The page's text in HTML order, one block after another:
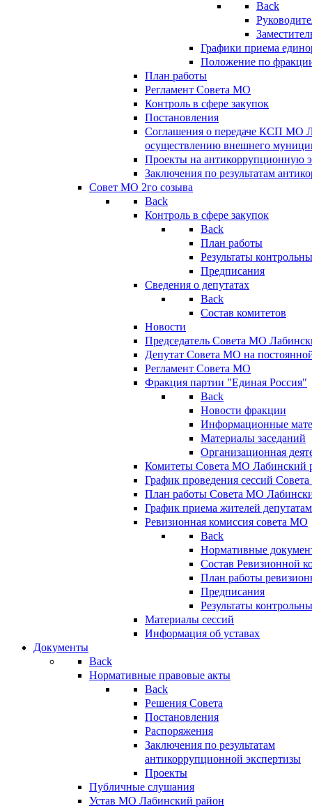
Back
Графики приема
Положение по
План работы
Регламент Совета МО
Контроль в сфере закупок
Постановления
Соглашения о передаче КСП МО
осуществлению внешнего
Проекты на антикоррупционную
Заключения по результатам
Совет МО 2го созыва
Back
Контроль в сфере закупок
Back
План работы
Результаты
Предписания
Сведения о депутатах
Back
Состав комитетов
Новости
Председатель Совета МО
Депутат Совета МО на
Регламент Совета МО
Фракция партии "Единая Россия"
Back
Новости фракции
Информационные
Материалы заседаний
Организационная
Комитеты Совета МО Лабинский
График проведения сессий
План работы Совета МО
График приема жителей
Ревизионная комиссия совета МО
Back
Нормативные
Состав Ревизионной
План работы
Предписания
Результаты
Материалы сессий
Информация об уставах
Документы
Back
Нормативные правовые акты
Back
Решения Совета
Постановления
Распоряжения
Заключения по результатам
антикоррупционной экспертизы
Проекты
Публичные слушания
Устав МО Лабинский район